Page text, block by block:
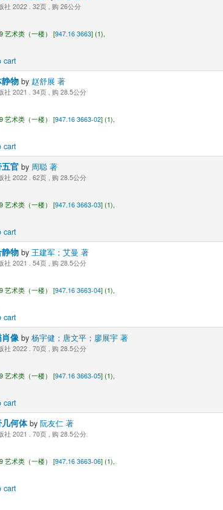
社 2022 . 32页 , 购 26公分
9 艺术类（一楼） [947.16 3663] (1),
cart
物 by 赵舒展 著
社 2021 . 34页 , 购 28.5公分
9 艺术类（一楼） [947.16 3663-02] (1),
cart
官 by 周聪 著
社 2022 . 62页 , 购 28.5公分
9 艺术类（一楼） [947.16 3663-03] (1),
cart
物 by 王建军；艾曼 著
社 2021 . 54页 , 购 28.5公分
9 艺术类（一楼） [947.16 3663-04] (1),
cart
像 by 杨宇健；唐文平；廖展宇 著
社 2022 . 70页 , 购 28.5公分
9 艺术类（一楼） [947.16 3663-05] (1),
cart
何体by 阮友仁 著
社 2021 . 70页 , 购 28.5公分
9 艺术类（一楼） [947.16 3663-06] (1),
cart